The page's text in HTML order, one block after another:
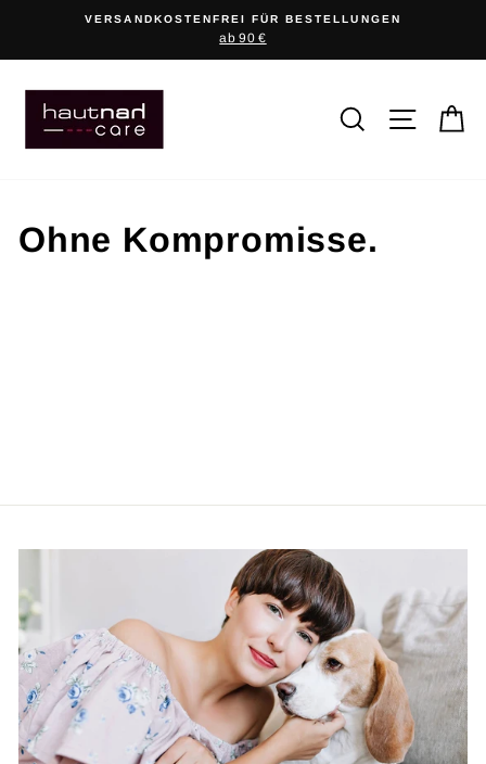
Inhalt
VERSANDKOSTENFREI FÜR BESTELLUNGEN
ab 90 €
SUCHE
Ohne Kompromisse.